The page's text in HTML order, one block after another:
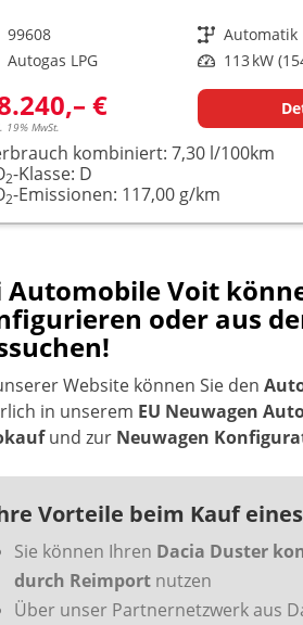
99608 Getriebe Automatik
Autogas LPG Leistung 113 kW
€
19% MwSt.
kombiniert:7,30 l/100km
2-Klasse: D
2-Emissionen: 117,00 g/km
Automobile Voit
oder aus
Website können Sie den
in unserem EU Neuwagen
und zur Neuwagen
Vorteile beim Kauf
Sie können Ihren Dacia Duster
durch Reimport nutzen
Über unser Partnernetzwerk aus